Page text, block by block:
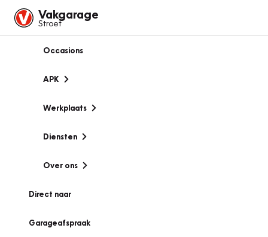
Vakgarage
Stroet
Occasions
APK
Werkplaats
Diensten
Over ons
Direct naar
Garageafspraak